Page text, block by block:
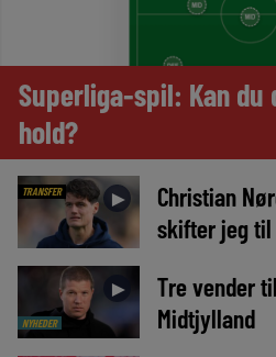
Superliga-spil: Kan
hold?
TRANSFER ►
Christian
skifter jeg til
NYHEDER
►
Tre vender
Midtjylland